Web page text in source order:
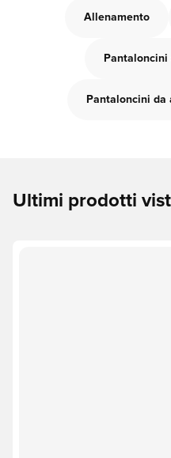
Allenamento
Pantaloncini da
Ultimi prodotti